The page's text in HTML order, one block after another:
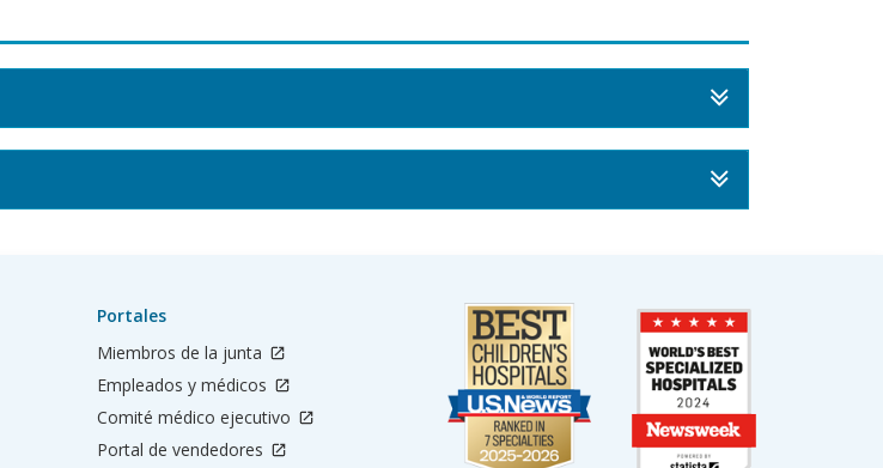
Portales
Miembros de la junta
Empleados y médicos
Comité médico ejecutivo
Portal de vendedores